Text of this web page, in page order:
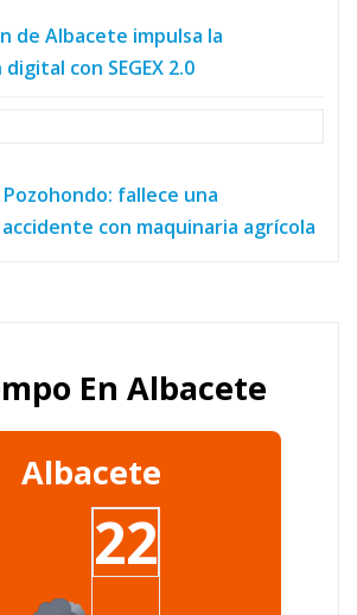
de Albacete impulsa la
con SEGEX 2.0
fallece una
con maquinaria agrícola
En Albacete
Albacete
22